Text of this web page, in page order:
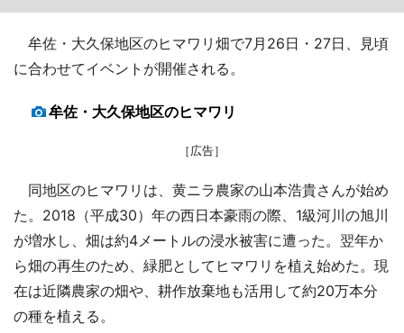
牟佐・大久保地区のヒマワリ畑で7月26日・27日、見頃
に合わせてイベントが開催される。
牟佐・大久保地区のヒマワリ
［広告］
同地区のヒマワリは、黄ニラ農家の山本浩貴さんが始め
た。2018（平成30）年の西日本豪雨の際、1級河川の旭川
が増水し、畑は約4メートルの浸水被害に遭った。翌年か
ら畑の再生のため、緑肥としてヒマワリを植え始めた。現
在は近隣農家の畑や、耕作放棄地も活用して約20万本分
の種を植える。